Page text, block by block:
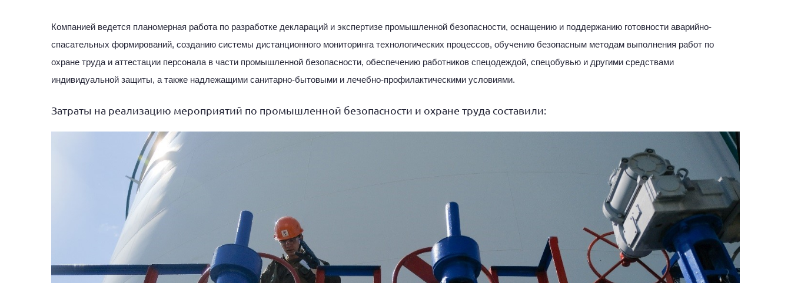
Компанией ведется планомерная работа по разработке деклараций и экспертизе промышленной безопасности, оснащению и поддержанию готовности аварийно-
спасательных формирований, созданию системы дистанционного мониторинга технологических процессов, обучению безопасным методам выполнения работ по
охране труда и аттестации персонала в части промышленной безопасности, обеспечению работников спецодеждой, спецобувью и другими средствами
индивидуальной защиты, а также надлежащими санитарно-бытовыми и лечебно-профилактическими условиями.
Затраты на реализацию мероприятий по промышленной безопасности и охране труда составили: